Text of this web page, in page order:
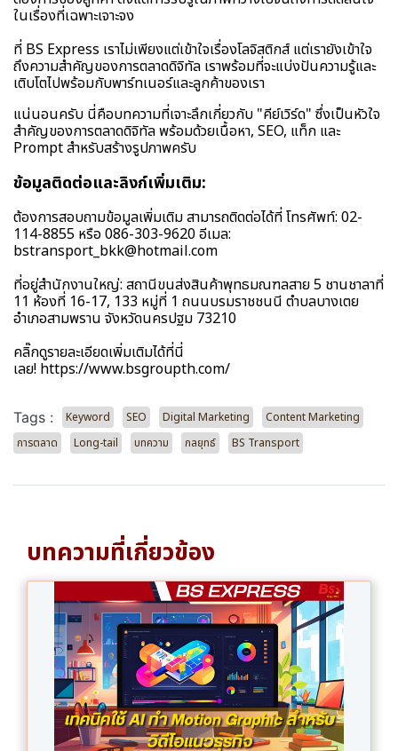
ในเรื่องที่เฉพาะเจาะจง
ที่ BS Express เราไม่เพียงแต่เข้าใจเรื่องโลจิสติกส์ แต่เรายังเข้าใจ
ถึงความสำคัญของการตลาดดิจิทัล เราพร้อมที่จะแบ่งปันความรู้และ
เติบโตไปพร้อมกับพาร์ทเนอร์และลูกค้าของเรา
แน่นอนครับ นี่คือบทความที่เจาะลึกเกี่ยวกับ "คีย์เวิร์ด" ซึ่งเป็นหัวใจ
สำคัญของการตลาดดิจิทัล พร้อมด้วยเนื้อหา, SEO, แท็ก และ
Prompt สำหรับสร้างรูปภาพครับ
ข้อมูลติดต่อและลิงก์เพิ่มเติม:
ต้องการสอบถามข้อมูลเพิ่มเติม สามารถติดต่อได้ที่ โทรศัพท์: 02-
114-8855 หรือ 086-303-9620 อีเมล:
bstransport_bkk@hotmail.com
ที่อยู่สำนักงานใหญ่: สถานีขนส่งสินค้าพุทธมณฑลสาย 5 ชานชาลาที่
11 ห้องที่ 16-17, 133 หมู่ที่ 1 ถนนบรมราชชนนี ตำบลบางเตย
อำเภอสามพราน จังหวัดนครปฐม 73210
คลิ๊กดูรายละเอียดเพิ่มเติมได้ที่นี่
เลย! https://www.bsgroupth.com/
Tags : Keyword SEO Digital Marketing
Content Marketing
การตลาด
Long-tail บทความ กลยุทธ์ BS Transport
บทความที่เกี่ยวข้อง